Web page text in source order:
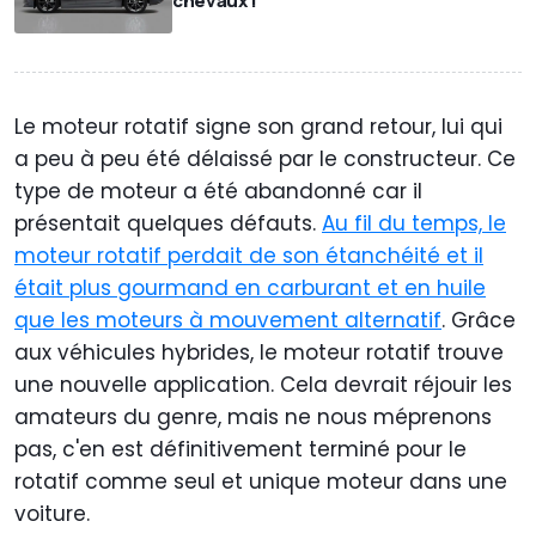
Le moteur rotatif signe son grand retour, lui qui
a peu à peu été délaissé par le constructeur. Ce
type de moteur a été abandonné car il
présentait quelques défauts. Au fil du temps, le
moteur rotatif perdait de son étanchéité et il
était plus gourmand en carburant et en huile
que les moteurs à mouvement alternatif. Grâce
aux véhicules hybrides, le moteur rotatif trouve
une nouvelle application. Cela devrait réjouir les
amateurs du genre, mais ne nous méprenons
pas, c'en est définitivement terminé pour le
rotatif comme seul et unique moteur dans une
voiture.